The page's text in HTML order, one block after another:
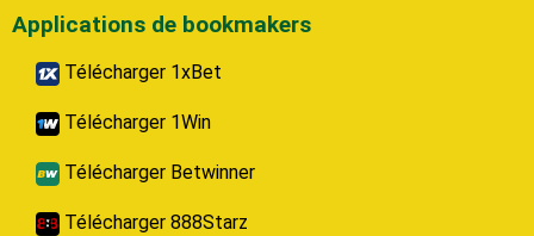
Applications de bookmakers
Télécharger 1xBet
Télécharger 1Win
Télécharger Betwinner
Télécharger 888Starz